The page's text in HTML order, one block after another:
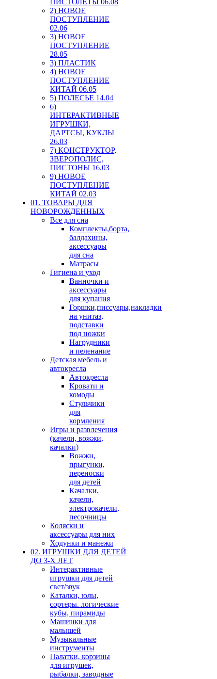
2) НОВОЕ
ПОСТУПЛЕНИЕ
02.06
3) НОВОЕ
ПОСТУПЛЕНИЕ
28.05
3) ПЛАСТИК
4) НОВОЕ
ПОСТУПЛЕНИЕ
КИТАЙ 06.05
5) ПОЛЕСЬЕ 14.04
6)
ИНТЕРАКТИВНЫЕ
ИГРУШКИ,
ДАРТСЫ, КУКЛЫ
26.03
7) КОНСТРУКТОР,
ЗВЕРОПОЛИС,
ПИСТОНЫ 16.03
9) НОВОЕ
ПОСТУПЛЕНИЕ
КИТАЙ 02.03
01. ТОВАРЫ ДЛЯ
НОВОРОЖДЕННЫХ
Все для сна
Комплекты,борта,
балдахины,
аксессуары
для сна
Матрасы
Гигиена и уход
Ванночки и
аксессуары
для купания
Горшки,писсуары,накладки
на унитаз,
подставки
под ножки
Нагрудники
и пеленание
Детская мебель и
автокресла
Автокресла
Кровати и
комоды
Стульчики
для
кормления
Игры и развлечения
(качели, вожжи,
качалки)
Вожжи,
прыгунки,
переноски
для детей
Качалки,
качели,
электрокачели,
песочницы
Коляски и
аксессуары для них
Ходунки и манежи
02. ИГРУШКИ ДЛЯ ДЕТЕЙ
ДО 3-Х ЛЕТ
Интерактивные
игрушки для детей
свет/звук
Каталки, юлы,
сортеры. логические
кубы, пирамиды
Машинки для
малышей
Музыкальные
инструменты
Палатки, корзины
для игрушек,
рыбалки, заводные